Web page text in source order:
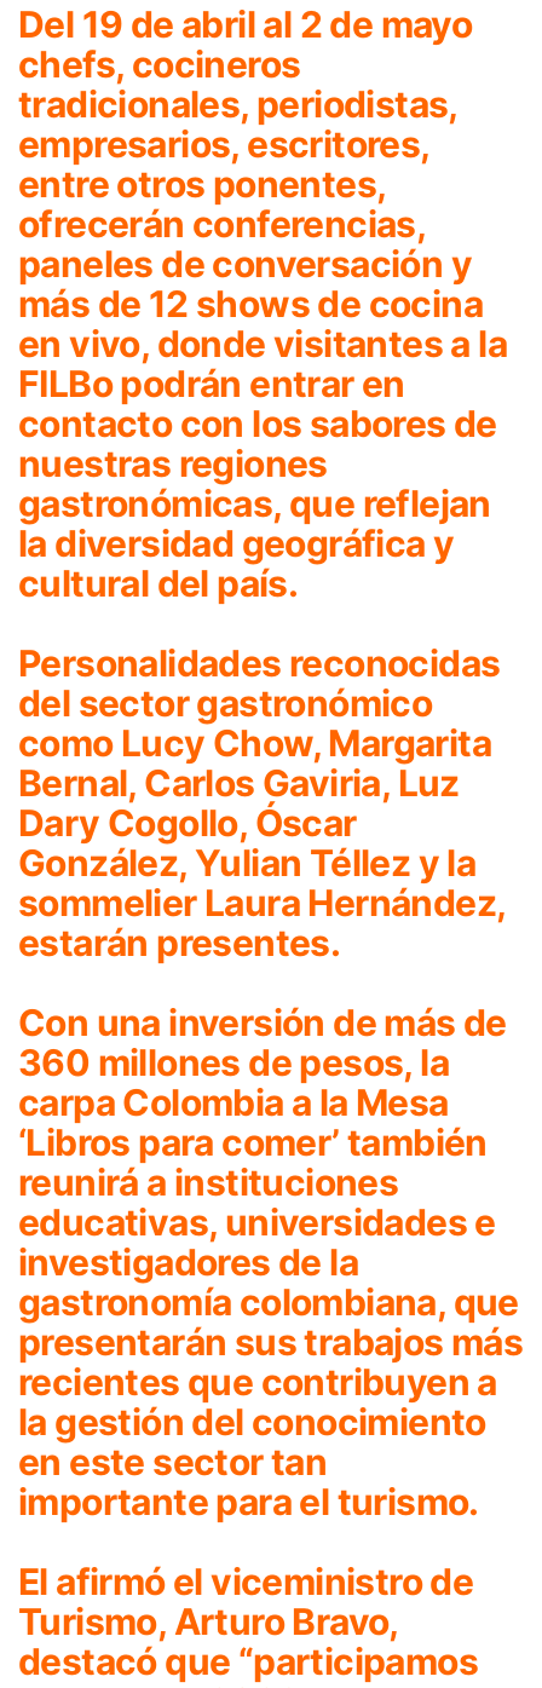
Del 19 de abril al 2 de mayo
chefs, cocineros
tradicionales, periodistas,
empresarios, escritores,
entre otros ponentes,
ofrecerán conferencias,
paneles de conversación y
más de 12 shows de cocina
en vivo, donde visitantes a la
FILBo podrán entrar en
contacto con los sabores de
nuestras regiones
gastronómicas, que reflejan
la diversidad geográfica y
cultural del país.
Personalidades reconocidas
del sector gastronómico
como Lucy Chow, Margarita
Bernal, Carlos Gaviria, Luz
Dary Cogollo, Óscar
González, Yulian Téllez y la
sommelier Laura Hernández,
estarán presentes.
Con una inversión de más de
360 millones de pesos, la
carpa Colombia a la Mesa
‘Libros para comer’ también
reunirá a instituciones
educativas, universidades e
investigadores de la
gastronomía colombiana, que
presentarán sus trabajos más
recientes que contribuyen a
la gestión del conocimiento
en este sector tan
importante para el turismo.
El afirmó el viceministro de
Turismo, Arturo Bravo,
destacó que “participamos